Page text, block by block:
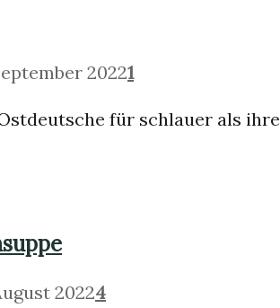
20221
für schlauer als ihre
20224